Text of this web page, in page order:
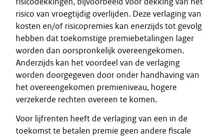
risico van vroegtijdig overlijden. Deze verlaging van
kosten en/of risicopremies kan enerzijds tot gevolg
hebben dat toekomstige premiebetalingen lager
worden dan oorspronkelijk overeengekomen.
Anderzijds kan het voordeel van de verlaging
worden doorgegeven door onder handhaving van
het overeengekomen premieniveau, hogere
verzekerde rechten overeen te komen.
Voor lijfrenten heeft de verlaging van een in de
toekomst te betalen premie geen andere fiscale